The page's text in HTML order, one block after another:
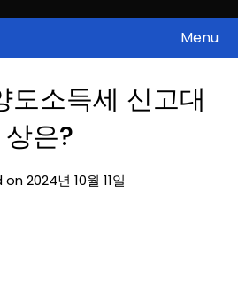
낙폭과대, 골든크로스, 상한가, 하한가 등
의 주식 정보.
Menu
도소득세 신고대
상은?
2024년 10월 11일